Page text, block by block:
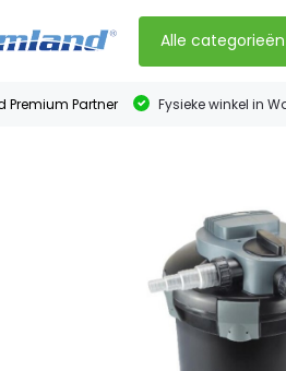
Alle categorieën
Premium Partner Fysieke winkel in